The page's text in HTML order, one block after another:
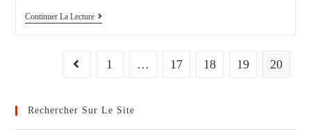
Continuer La LectureAutosupervision
Go to the previous page
1 … 17 18 19 20
Rechercher Sur Le Site